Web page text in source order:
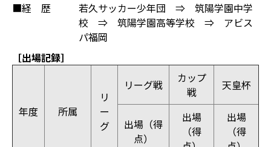
■経 歴
若久サッカー少年団 ⇒ 筑陽学園中学
校 ⇒ 筑陽学園高等学校 ⇒ アビス
パ福岡
［出場記録］
年度 所属
リ
ー
グ
リーグ戦
カップ
戦
天皇杯
出場（得
点）
出場
（得
出場
（得